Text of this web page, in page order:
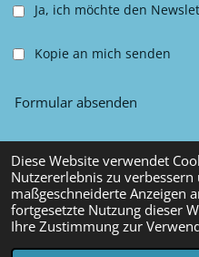
Diese Website verwendet
Nutzererlebnis zu verbessern
maßgeschneiderte Anzeigen
fortgesetzte Nutzung dieser
Ihre Zustimmung zur
Ja, ich möchte den
Kopie an mich senden
Formular absenden
© 2025 Chancy Kleidung
Mit Unterstützung vonWebador